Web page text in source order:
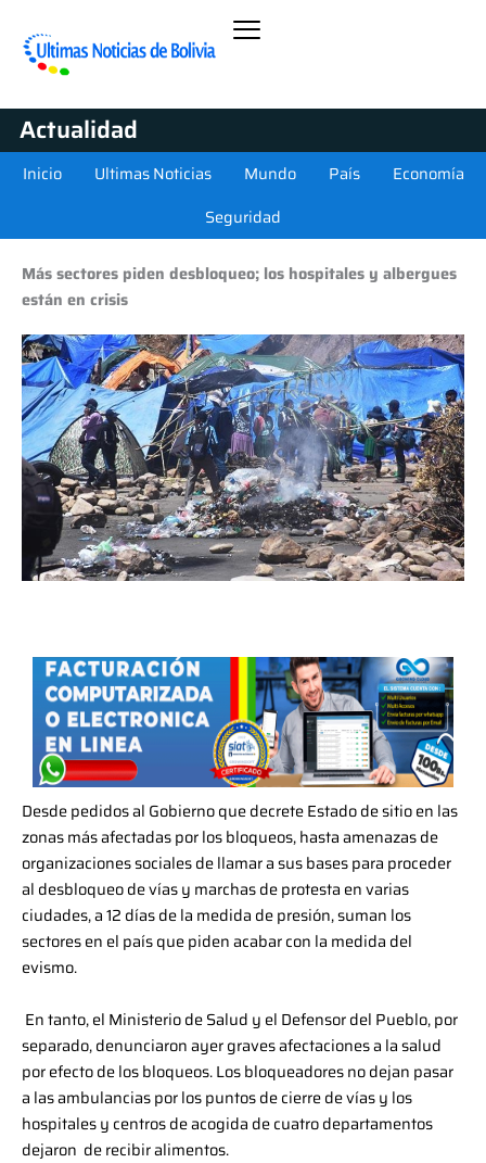
Actualidad
Inicio Ultimas Noticias Mundo País
Economía
Seguridad
Más sectores piden desbloqueo; los hospitales y albergues
están en crisis
Desde pedidos al Gobierno que decrete Estado de sitio en las
zonas más afectadas por los bloqueos, hasta amenazas de
organizaciones sociales de llamar a sus bases para proceder
al desbloqueo de vías y marchas de protesta en varias
ciudades, a 12 días de la medida de presión, suman los
sectores en el país que piden acabar con la medida del
evismo.
En tanto, el Ministerio de Salud y el Defensor del Pueblo, por
separado, denunciaron ayer graves afectaciones a la salud
por efecto de los bloqueos. Los bloqueadores no dejan pasar
a las ambulancias por los puntos de cierre de vías y los
hospitales y centros de acogida de cuatro departamentos
dejaron de recibir alimentos.